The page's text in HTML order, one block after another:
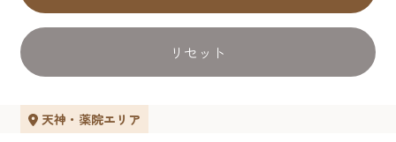
リセット
天神・薬院エリア